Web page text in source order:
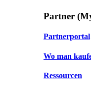
Partner
Partnerportal
Wo man
Ressourcen